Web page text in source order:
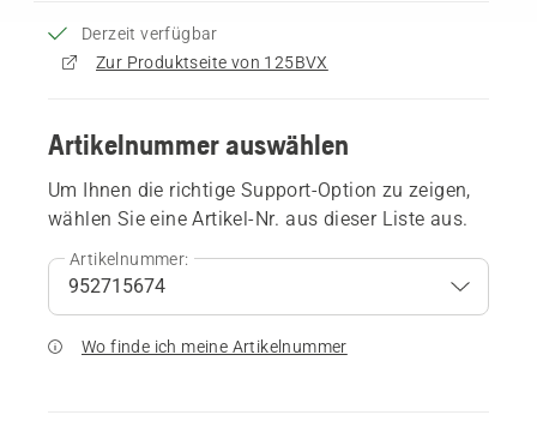
Derzeit verfügbar
Zur Produktseite von 125BVX
Artikelnummer auswählen
Um Ihnen die richtige Support-Option zu zeigen,
wählen Sie eine Artikel-Nr. aus dieser Liste aus.
Artikelnummer:
Wo finde ich meine Artikelnummer